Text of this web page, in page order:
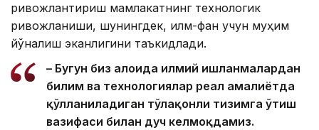
ривожлантириш мамлакатнинг технологик
ривожланиши, шунингдек, илм-фан учун муҳим
йўналиш эканлигини таъкидлади.
– Бугун биз алоҳида илмий ишланмалардан
билим ва технологиялар реал амалиётда
қўлланиладиган тўлақонли тизимга ўтиш
вазифаси билан дуч келмоқдамиз.